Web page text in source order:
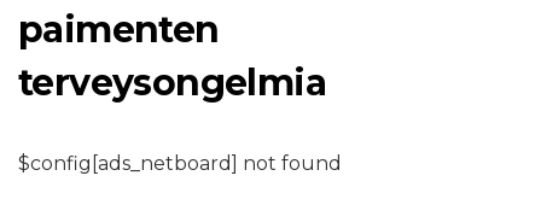
paimenten
terveysongelmia
$config[ads_netboard] not found